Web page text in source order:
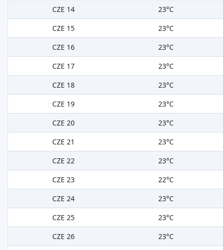
CZE 14
23°C
CZE 15
23°C
CZE 16
23°C
CZE 17
23°C
CZE 18
23°C
CZE 19
23°C
CZE 20
23°C
CZE 21
23°C
CZE 22
23°C
CZE 23
22°C
CZE 24
23°C
CZE 25
23°C
CZE 26
23°C